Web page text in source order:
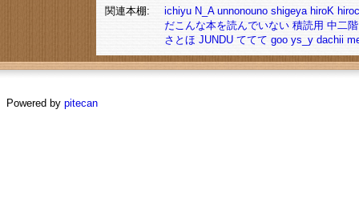
関連本棚:
ichiyu N_A unnonouno shigeya hiroK hiroc
だこんな本を読んでいない 積読用 中二階
さとほ JUNDU ててて goo ys_y dachii
Powered by pitecan